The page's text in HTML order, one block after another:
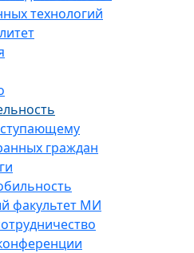
технологий
граждан
факультет МИ